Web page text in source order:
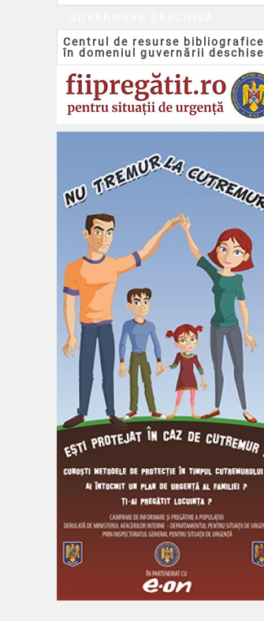
Centrul de resurse bibliografice
în domeniul guvernării deschise